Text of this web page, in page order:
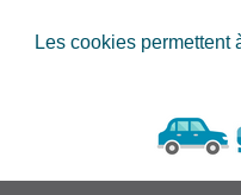
Les cookies